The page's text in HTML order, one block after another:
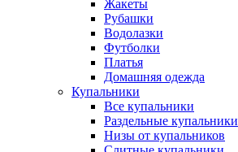
Жакеты
Рубашки
Водолазки
Футболки
Платья
Домашняя одежда
Купальники
Все купальники
Раздельные купальники
Низы от купальников